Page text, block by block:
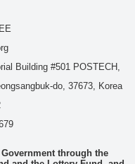
Building #501 POSTECH,
do, 37673, Korea
through the